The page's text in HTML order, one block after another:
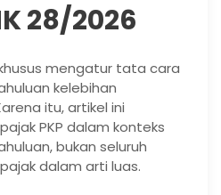
28/2026
mengatur tata cara
kelebihan
itu, artikel ini
PKP dalam konteks
bukan seluruh
dalam arti luas.